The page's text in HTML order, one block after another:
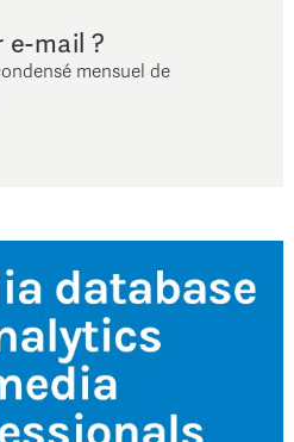
e-mail ?
mensuel de